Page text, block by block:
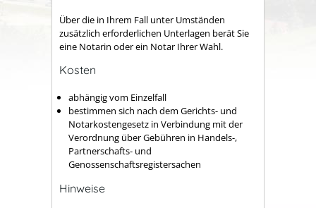
Über die in Ihrem Fall unter Umständen
zusätzlich erforderlichen Unterlagen berät Sie
eine Notarin oder ein Notar Ihrer Wahl.
Kosten
abhängig vom Einzelfall
bestimmen sich nach dem Gerichts- und
Notarkostengesetz in Verbindung mit der
Verordnung über Gebühren in Handels-,
Partnerschafts- und
Genossenschaftsregistersachen
Hinweise